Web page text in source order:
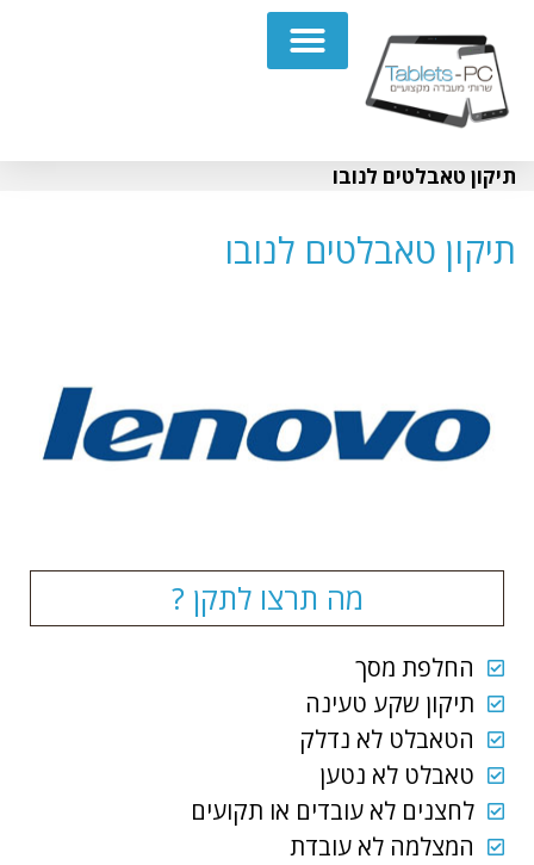
תיקון טאבלטים לנובו
תיקון טאבלטים לנובו
מה תרצו לתקן ?
החלפת מסך
תיקון שקע טעינה
הטאבלט לא נדלק
טאבלט לא נטען
לחצנים לא עובדים או תקועים
המצלמה לא עובדת